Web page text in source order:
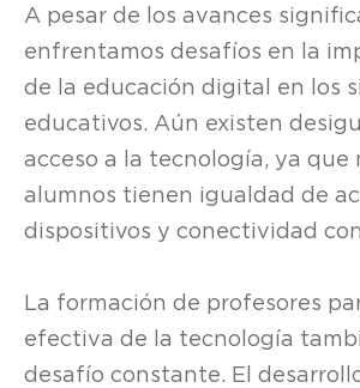
A pesar de los avances
enfrentamos desafíos en la
de la educación digital en los
educativos. Aún existen
acceso a la tecnología, ya que
alumnos tienen igualdad de
dispositivos y conectividad
La formación de profesores
efectiva de la tecnología
desafío constante. El